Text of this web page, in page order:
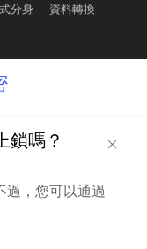
分身 資料轉換
鎖嗎？
，您可以通過